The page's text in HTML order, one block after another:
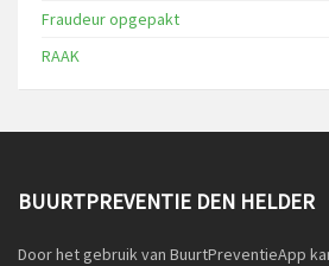
Fraudeur opgepakt
RAAK
BUURTPREVENTIE DEN HELDER
Door het gebruik van BuurtPreventieApp